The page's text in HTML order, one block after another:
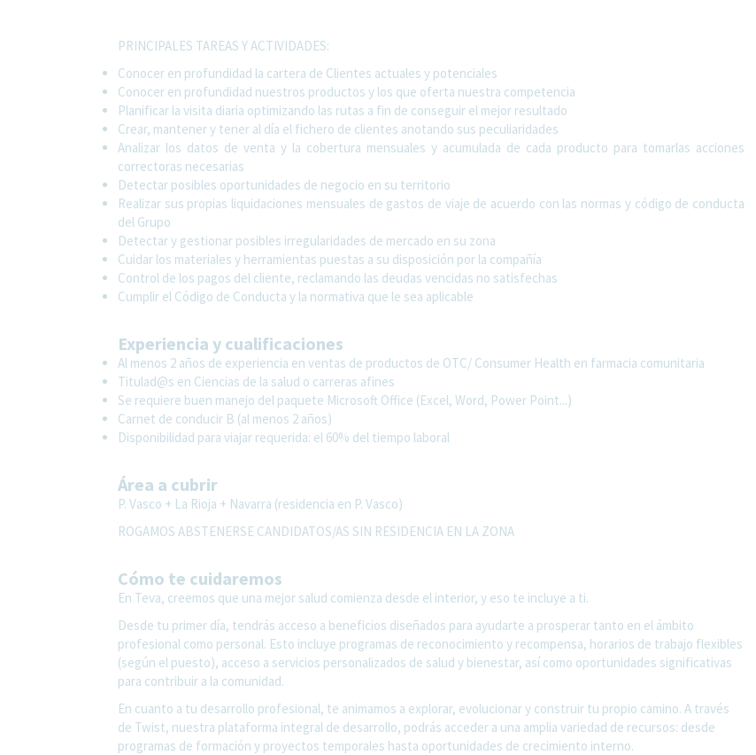
PRINCIPALES TAREAS Y ACTIVIDADES:
Conocer en profundidad la cartera de Clientes actuales y potenciales
Conocer en profundidad nuestros productos y los que oferta nuestra competencia
Planificar la visita diaria optimizando las rutas a fin de conseguir el mejor resultado
Crear, mantener y tener al día el fichero de clientes anotando sus peculiaridades
Analizar los datos de venta y la cobertura mensuales y acumulada de cada producto para tomarlas acciones
correctoras necesarias
Detectar posibles oportunidades de negocio en su territorio
Realizar sus propias liquidaciones mensuales de gastos de viaje de acuerdo con las normas y código de conducta
del Grupo
Detectar y gestionar posibles irregularidades de mercado en su zona
Cuidar los materiales y herramientas puestas a su disposición por la compañía
Control de los pagos del cliente, reclamando las deudas vencidas no satisfechas
Cumplir el Código de Conducta y la normativa que le sea aplicable
Experiencia y cualificaciones
Al menos 2 años de experiencia en ventas de productos de OTC/ Consumer Health en farmacia comunitaria
Titulad@s en Ciencias de la salud o carreras afines
Se requiere buen manejo del paquete Microsoft Office (Excel, Word, Power Point...)
Carnet de conducir B (al menos 2 años)
Disponibilidad para viajar requerida: el 60% del tiempo laboral
Área a cubrir
P. Vasco + La Rioja + Navarra (residencia en P. Vasco)
ROGAMOS ABSTENERSE CANDIDATOS/AS SIN RESIDENCIA EN LA ZONA
Cómo te cuidaremos
En Teva, creemos que una mejor salud comienza desde el interior, y eso te incluye a ti.
Desde tu primer día, tendrás acceso a beneficios diseñados para ayudarte a prosperar tanto en el ámbito
profesional como personal. Esto incluye programas de reconocimiento y recompensa, horarios de trabajo flexibles
(según el puesto), acceso a servicios personalizados de salud y bienestar, así como oportunidades significativas
para contribuir a la comunidad.
En cuanto a tu desarrollo profesional, te animamos a explorar, evolucionar y construir tu propio camino. A través
de Twist, nuestra plataforma integral de desarrollo, podrás acceder a una amplia variedad de recursos: desde
programas de formación y proyectos temporales hasta oportunidades de crecimiento interno.